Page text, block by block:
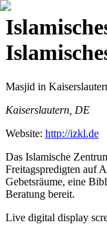
Masjid in
Kaiserslautern, DE
Website: http://izkl.de
Das Islamische
Freitagspredigten auf
Gebetsräume, eine
Beratung bereit.
Live digital display